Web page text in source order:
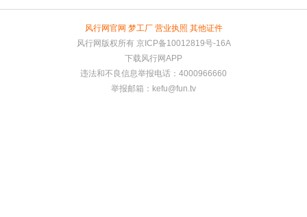
风行网官网 梦工厂 营业执照 其他证件
风行网版权所有 京ICP备10012819号-16A
下载风行网APP
违法和不良信息举报电话：4000966660
举报邮箱： kefu@fun.tv